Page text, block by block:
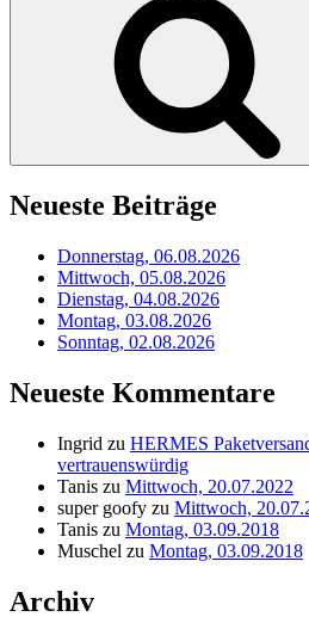
Neueste Beiträge
Donnerstag, 06.08.2026
Mittwoch, 05.08.2026
Dienstag, 04.08.2026
Montag, 03.08.2026
Sonntag, 02.08.2026
Neueste Kommentare
Ingrid zu HERMES
vertrauenswürdig
Tanis zu Mittwoch, 20.07.2022
super goofy zu Mittwoch,
Tanis zu Montag, 03.09.2018
Muschel zu Montag, 03.09.2018
Archiv